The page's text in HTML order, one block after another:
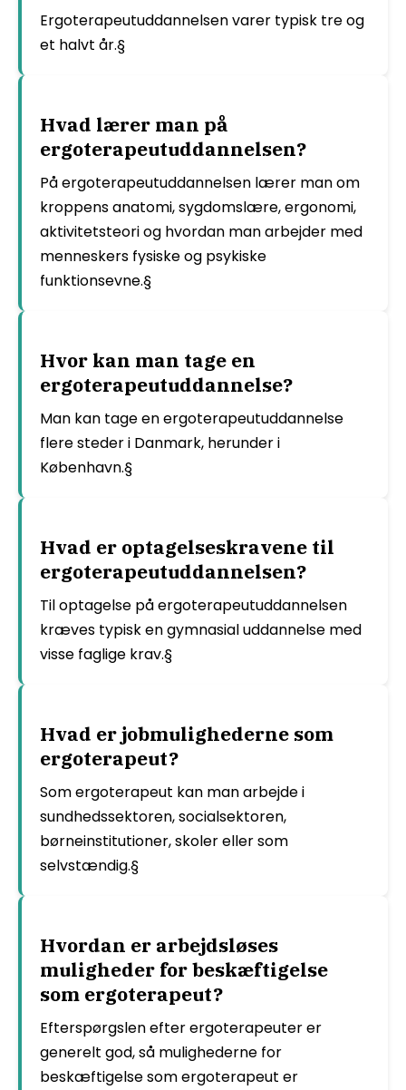
Ergoterapeutuddannelsen varer typisk tre og
et halvt år.§
Hvad lærer man på
ergoterapeutuddannelsen?
På ergoterapeutuddannelsen lærer man om
kroppens anatomi, sygdomslære, ergonomi,
aktivitetsteori og hvordan man arbejder med
menneskers fysiske og psykiske
funktionsevne.§
Hvor kan man tage en
ergoterapeutuddannelse?
Man kan tage en ergoterapeutuddannelse
flere steder i Danmark, herunder i
København.§
Hvad er optagelseskravene til
ergoterapeutuddannelsen?
Til optagelse på ergoterapeutuddannelsen
kræves typisk en gymnasial uddannelse med
visse faglige krav.§
Hvad er jobmulighederne som
ergoterapeut?
Som ergoterapeut kan man arbejde i
sundhedssektoren, socialsektoren,
børneinstitutioner, skoler eller som
selvstændig.§
Hvordan er arbejdsløses
muligheder for beskæftigelse
som ergoterapeut?
Efterspørgslen efter ergoterapeuter er
generelt god, så mulighederne for
beskæftigelse som ergoterapeut er